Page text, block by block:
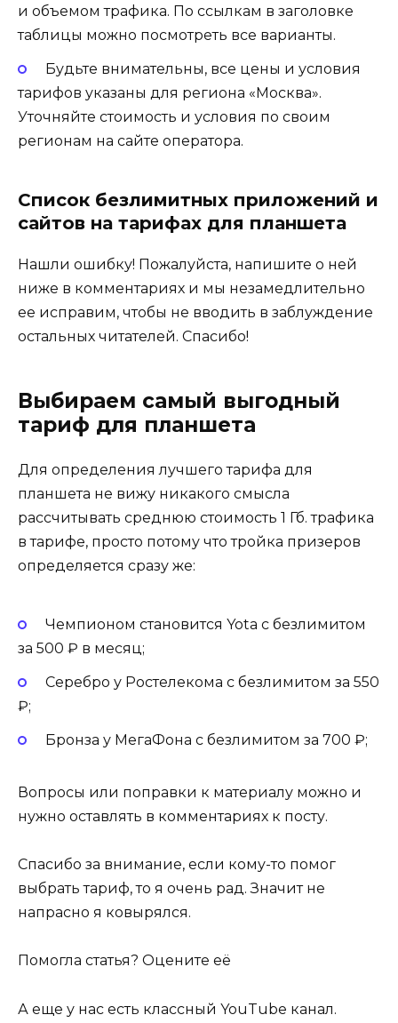
и объемом трафика. По ссылкам в заголовке
таблицы можно посмотреть все варианты.
Будьте внимательны, все цены и условия
тарифов указаны для региона «Москва».
Уточняйте стоимость и условия по своим
регионам на сайте оператора.
Список безлимитных приложений и
сайтов на тарифах для планшета
Нашли ошибку! Пожалуйста, напишите о ней
ниже в комментариях и мы незамедлительно
ее исправим, чтобы не вводить в заблуждение
остальных читателей. Спасибо!
Выбираем самый выгодный
тариф для планшета
Для определения лучшего тарифа для
планшета не вижу никакого смысла
рассчитывать среднюю стоимость 1 Гб. трафика
в тарифе, просто потому что тройка призеров
определяется сразу же:
Чемпионом становится Yota с безлимитом
за 500 ₽ в месяц;
Серебро у Ростелекома с безлимитом за 550
₽;
Бронза у МегаФона с безлимитом за 700 ₽;
Вопросы или поправки к материалу можно и
нужно оставлять в комментариях к посту.
Спасибо за внимание, если кому-то помог
выбрать тариф, то я очень рад. Значит не
напрасно я ковырялся.
Помогла статья? Оцените её
А еще у нас есть классный YouTube канал.